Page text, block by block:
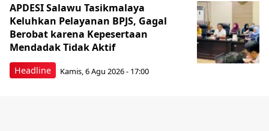
Headline
APDESI Salawu Tasikmalaya
Keluhkan Pelayanan BPJS, Gagal
Berobat karena Kepesertaan
Mendadak Tidak Aktif
Kamis, 6 Agu 2026 - 17:00